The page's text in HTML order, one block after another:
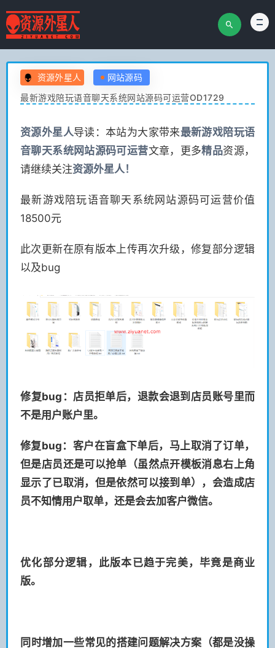
资源外星人
网站源码
最新游戏陪玩语音聊天系统网站源码可运营OD1729
资源外星人导读：本站为大家带来最新游戏陪玩语
音聊天系统网站源码可运营文章，更多精品资源，
请继续关注资源外星人！
最新游戏陪玩语音聊天系统网站源码可运营价值
18500元
此次更新在原有版本上传再次升级，修复部分逻辑
以及bug
修复bug：店员拒单后，退款会退到店员账号里而
不是用户账户里。
修复bug：客户在盲盒下单后，马上取消了订单，
但是店员还是可以抢单（虽然点开模板消息右上角
显示了已取消，但是依然可以接到单），会造成店
员不知情用户取单，还是会去加客户微信。
优化部分逻辑，此版本已趋于完美，毕竟是商业
版。
​同时增加一些常见的搭建问题解决方案（都是没操